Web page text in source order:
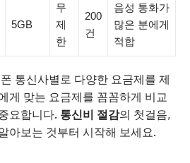
5GB
무
제
한
200
건
음성 통화가
많은 분에게
적합
통신사별로 다양한 요금제를 제
게 맞는 요금제를 꼼꼼하게 비교
요합니다. 통신비 절감의 첫걸음,
아보는 것부터 시작해 보세요.